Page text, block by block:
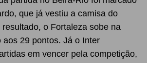
que já vestiu a camisa do
o Fortaleza sobe na
aos 29 pontos. Já o Inter
em vencer pela competição,